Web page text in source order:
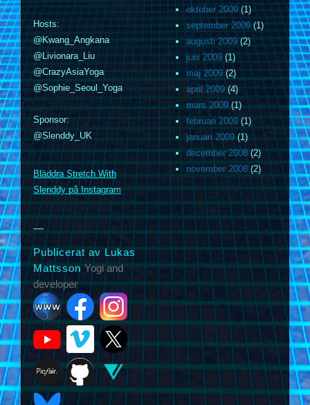
Hosts:
@Kwang_Angkana
@Livionara_Liu
@CrazyAsiaYoga
@Sophie_Seoul_Yoga
Sponsor:
@Slenddy_UK
Bläddra Stretch With
Slenddy på Instagram
Publicerat av Lukas
MattssonYogi and
developer
oktober 2009(1)
september 2009(1)
augusti 2009(2)
juni 2009 (1)
maj 2009(2)
april 2009(4)
mars 2009(1)
februari 2009 (1)
januari 2009(1)
december 2008(2)
november 2008(2)